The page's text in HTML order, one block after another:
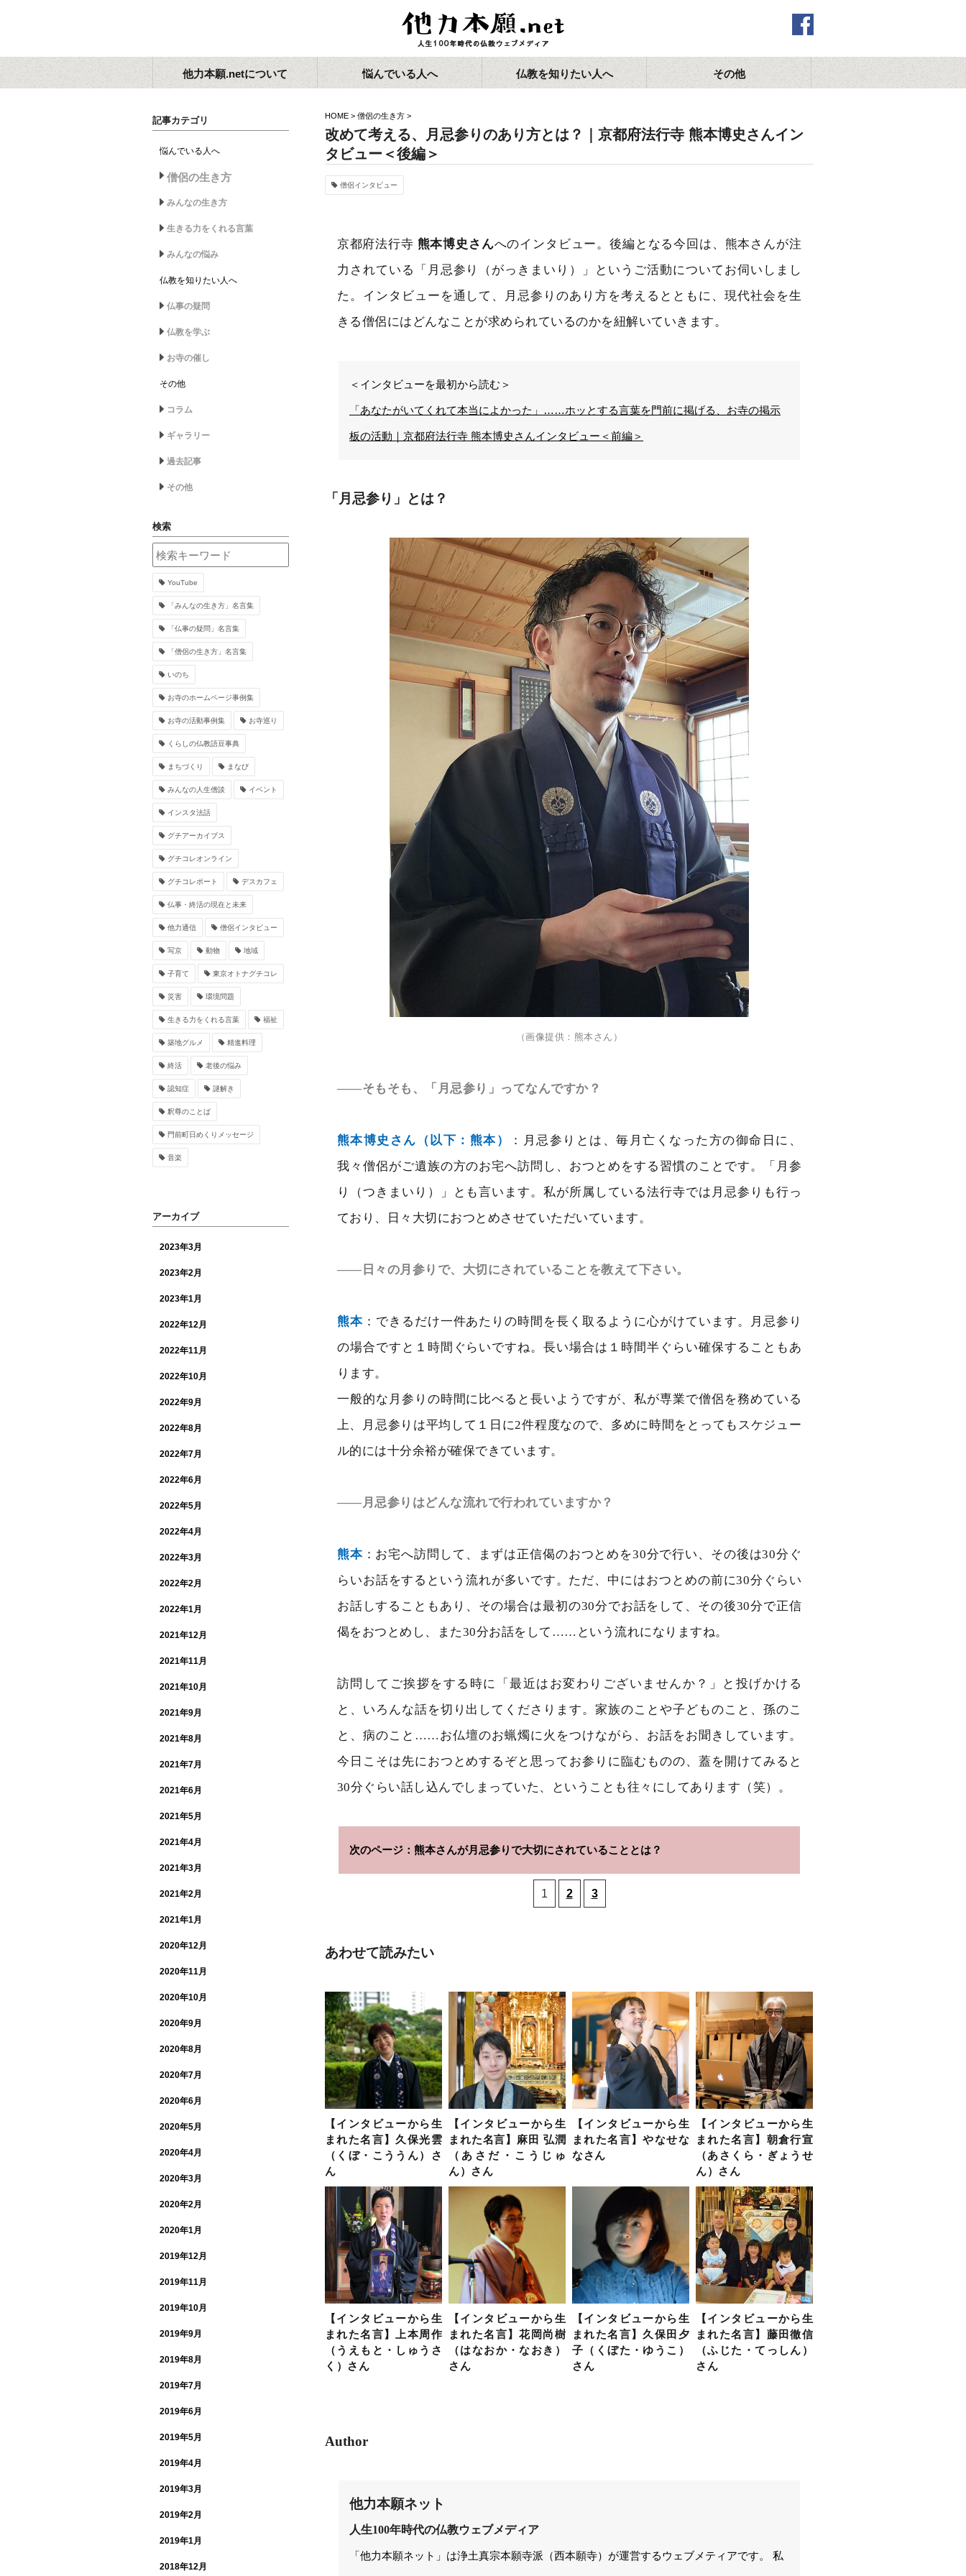
他力本願.netについて 悩んでいる人へ 仏教を知りたい人へ その他
HOME > 僧侶の生き方 >
改めて考える、月忌参りのあり方とは？｜京都府法行寺 熊本博史さんイン
タビュー＜後編＞
僧侶インタビュー
京都府法行寺 熊本博史さんへのインタビュー。後編となる今回は、熊本さんが注
力されている「月忌参り（がっきまいり）」というご活動についてお伺いしまし
た。インタビューを通して、月忌参りのあり方を考えるとともに、現代社会を生
きる僧侶にはどんなことが求められているのかを紐解いていきます。
＜インタビューを最初から読む＞
「あなたがいてくれて本当によかった」……ホッとする言葉を門前に掲げる、お寺の掲示
板の活動｜京都府法行寺 熊本博史さんインタビュー＜前編＞
「月忌参り」とは？
（画像提供：熊本さん）
――そもそも、「月忌参り」ってなんですか？
熊本博史さん（以下：熊本）
：月忌参りとは、毎月亡くなった方の御命日に、
我々僧侶がご遺族の方のお宅へ訪問し、おつとめをする習慣のことです。「月参
り（つきまいり）」とも言います。私が所属している法行寺では月忌参りも行っ
ており、日々大切におつとめさせていただいています。
――日々の月参りで、大切にされていることを教えて下さい。
熊本：できるだけ一件あたりの時間を長く取るように心がけています。月忌参り
の場合ですと１時間ぐらいですね。長い場合は１時間半ぐらい確保することもあ
ります。
一般的な月参りの時間に比べると長いようですが、私が専業で僧侶を務めている
上、月忌参りは平均して１日に2件程度なので、多めに時間をとってもスケジュー
ル的には十分余裕が確保できています。
――月忌参りはどんな流れで行われていますか？
熊本：お宅へ訪問して、まずは正信偈のおつとめを30分で行い、その後は30分ぐ
らいお話をするという流れが多いです。ただ、中にはおつとめの前に30分ぐらい
お話しすることもあり、その場合は最初の30分でお話をして、その後30分で正信
偈をおつとめし、また30分お話をして……という流れになりますね。
訪問してご挨拶をする時に「最近はお変わりございませんか？」と投げかける
と、いろんな話を切り出してくださります。家族のことや子どものこと、孫のこ
と、病のこと……お仏壇のお蝋燭に火をつけながら、お話をお聞きしています。
今日こそは先におつとめするぞと思ってお参りに臨むものの、蓋を開けてみると
30分ぐらい話し込んでしまっていた、ということも往々にしてあります（笑）。
熊本さんが月忌参りで大切にされていることとは？
1 2 3
あわせて読みたい
【インタビューから生
まれた名言】久保光雲
（くぼ・こううん）さ
ん
【インタビューから生
まれた名言】麻田 弘潤
（あさだ・こうじゅ
ん）さん
【インタビューから生
まれた名言】やなせな
なさん
【インタビューから生
まれた名言】朝倉行宣
（あさくら・ぎょうせ
ん）さん
【インタビューから生
まれた名言】上本周作
（うえもと・しゅうさ
く）さん
【インタビューから生
まれた名言】花岡尚樹
（はなおか・なおき）
さん
【インタビューから生
まれた名言】久保田夕
子（くぼた・ゆうこ）
さん
【インタビューから生
まれた名言】藤田徹信
（ふじた・てっしん）
さん
Author
他力本願ネット
人生100年時代の仏教ウェブメディア
「他力本願ネット」は浄土真宗本願寺派（西本願寺）が運営するウェブメティアです。 私
記事カテゴリ
悩んでいる人へ
僧侶の生き方
みんなの生き方
生きる力をくれる言葉
みんなの悩み
仏教を知りたい人へ
仏事の疑問
仏教を学ぶ
お寺の催し
その他
コラム
ギャラリー
過去記事
その他
検索
YouTube
「みんなの生き方」名言集
「仏事の疑問」名言集
「僧侶の生き方」名言集
いのち
お寺のホームページ事例集
お寺の活動事例集 お寺巡り
くらしの仏教語豆事典
まちづくり まなび
みんなの人生僧談 イベント
インスタ法話
グチアーカイブス
グチコレオンライン
グチコレポート デスカフェ
仏事・終活の現在と未来
他力通信 僧侶インタビュー
写京 動物 地域
子育て 東京オトナグチコレ
災害 環境問題
生きる力をくれる言葉 福祉
築地グルメ 精進料理
終活 老後の悩み
認知症 謎解き
釈尊のことば
門前町日めくりメッセージ
音楽
アーカイブ
2023年3月
2023年2月
2023年1月
2022年12月
2022年11月
2022年10月
2022年9月
2022年8月
2022年7月
2022年6月
2022年5月
2022年4月
2022年3月
2022年2月
2022年1月
2021年12月
2021年11月
2021年10月
2021年9月
2021年8月
2021年7月
2021年6月
2021年5月
2021年4月
2021年3月
2021年2月
2021年1月
2020年12月
2020年11月
2020年10月
2020年9月
2020年8月
2020年7月
2020年6月
2020年5月
2020年4月
2020年3月
2020年2月
2020年1月
2019年12月
2019年11月
2019年10月
2019年9月
2019年8月
2019年7月
2019年6月
2019年5月
2019年4月
2019年3月
2019年2月
2019年1月
2018年12月